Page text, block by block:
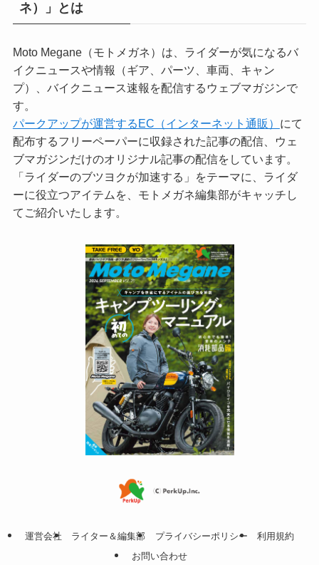
ネ）」とは
Moto Megane（モトメガネ）は、ライダーが気になるバ
イクニュースや情報（ギア、パーツ、車両、キャン
プ）、バイクニュース速報を配信するウェブマガジンで
す。
パークアップが運営するEC（インターネット通販） にて
配布するフリーペーパーに収録された記事の配信、ウェ
ブマガジンだけのオリジナル記事の配信をしています。
「ライダーのブツヨクが加速する」をテーマに、ライダ
ーに役立つアイテムを、モトメガネ編集部がキャッチし
てご紹介いたします。
運営会社 ライター＆編集部 プライバシーポリシー
利用規約
お問い合わせ